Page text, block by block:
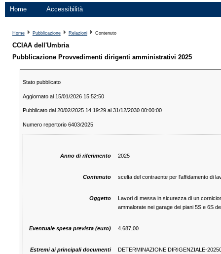
Home Accessibilità
Home Pubblicazione Relazioni Contenuto
CCIAA dell'Umbria
Pubblicazione Provvedimenti dirigenti amministrativi 2025
Stato pubblicato
Aggiornato al 15/01/2026 15:52:50
Pubblicato dal 20/02/2025 14:19:29 al 31/12/2030 00:00:00
Numero repertorio 6403/2025
Anno di riferimento 2025
Contenuto scelta del contraente per l'affidamento di
Oggetto
Lavori di messa in sicurezza di un
ammalorate nei garage dei piani 5S e 6S
Eventuale spesa prevista (euro) 4.687,00
Estremi ai principali documenti DETERMINAZIONE DIRIGENZIALE-